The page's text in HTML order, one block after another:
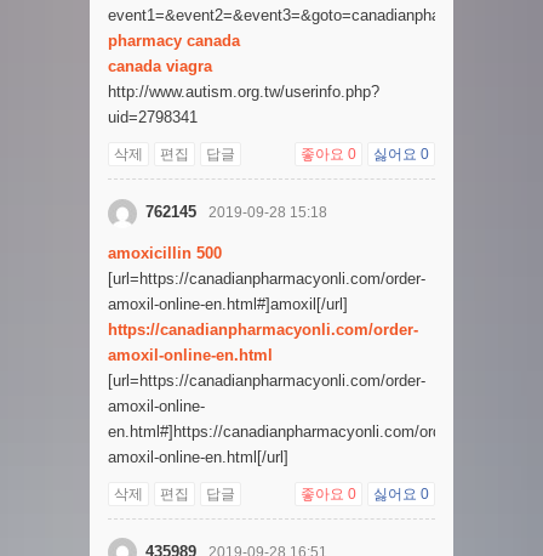
event1=&event2=&event3=&goto=canadianpharmacyonli.com
pharmacy canada
canada viagra
http://www.autism.org.tw/userinfo.php?
uid=2798341
삭제 편집 답글 좋아요 0 싫어요 0
762145 2019-09-28 15:18
amoxicillin 500
[url=https://canadianpharmacyonli.com/order-
amoxil-online-en.html#]amoxil[/url]
https://canadianpharmacyonli.com/order-
amoxil-online-en.html
[url=https://canadianpharmacyonli.com/order-
amoxil-online-
en.html#]https://canadianpharmacyonli.com/order-
amoxil-online-en.html[/url]
삭제 편집 답글 좋아요 0 싫어요 0
435989 2019-09-28 16:51